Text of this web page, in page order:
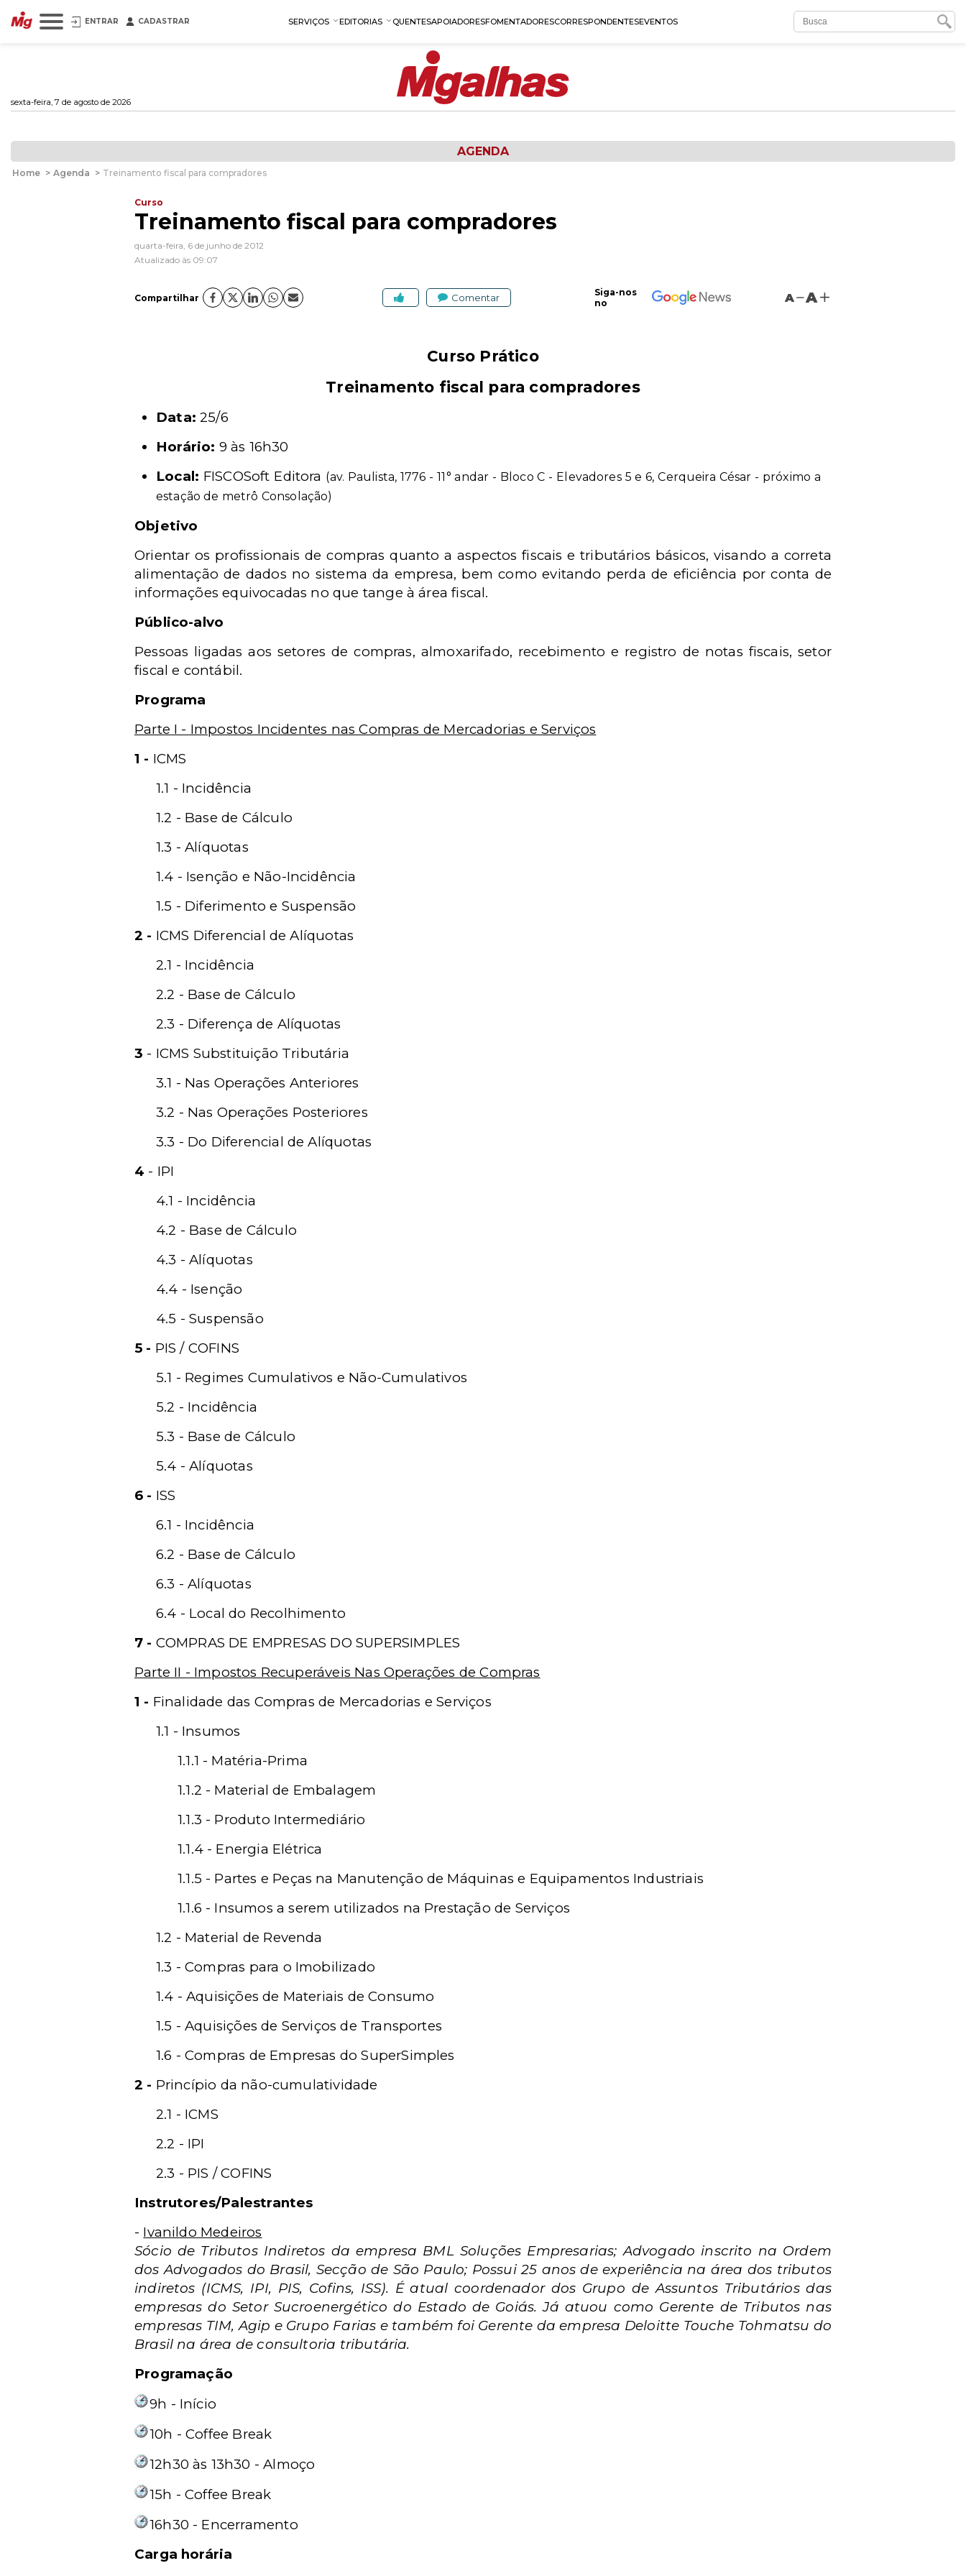
ENTRAR CADASTRAR SERVIÇOS EDITORIAS QUENTESAPOIADORESFOMENTADORESCORRESPONDENTESEVENTOS
sexta-feira, 7 de agosto de 2026
AGENDA
Home > Agenda > Treinamento fiscal para compradores
Curso
Treinamento fiscal para compradores
quarta-feira, 6 de junho de 2012
Atualizado às 09:07
Compartilhar Comentar
Siga-nos
no
A A
Curso Prático
Treinamento fiscal para compradores
Data: 25/6
Horário: 9 às 16h30
Local: FISCOSoft Editora (av. Paulista, 1776 - 11° andar - Bloco C - Elevadores 5 e 6, Cerqueira César - próximo a
estação de metrô Consolação)
Objetivo
Orientar os profissionais de compras quanto a aspectos fiscais e tributários básicos, visando a correta
alimentação de dados no sistema da empresa, bem como evitando perda de eficiência por conta de
informações equivocadas no que tange à área fiscal.
Público-alvo
Pessoas ligadas aos setores de compras, almoxarifado, recebimento e registro de notas fiscais, setor
fiscal e contábil.
Programa
Parte I - Impostos Incidentes nas Compras de Mercadorias e Serviços
1 - ICMS
1.1 - Incidência
1.2 - Base de Cálculo
1.3 - Alíquotas
1.4 - Isenção e Não-Incidência
1.5 - Diferimento e Suspensão
2 - ICMS Diferencial de Alíquotas
2.1 - Incidência
2.2 - Base de Cálculo
2.3 - Diferença de Alíquotas
3 - ICMS Substituição Tributária
3.1 - Nas Operações Anteriores
3.2 - Nas Operações Posteriores
3.3 - Do Diferencial de Alíquotas
4 - IPI
4.1 - Incidência
4.2 - Base de Cálculo
4.3 - Alíquotas
4.4 - Isenção
4.5 - Suspensão
5 - PIS / COFINS
5.1 - Regimes Cumulativos e Não-Cumulativos
5.2 - Incidência
5.3 - Base de Cálculo
5.4 - Alíquotas
6 - ISS
6.1 - Incidência
6.2 - Base de Cálculo
6.3 - Alíquotas
6.4 - Local do Recolhimento
7 - COMPRAS DE EMPRESAS DO SUPERSIMPLES
Parte II - Impostos Recuperáveis Nas Operações de Compras
1 - Finalidade das Compras de Mercadorias e Serviços
1.1 - Insumos
1.1.1 - Matéria-Prima
1.1.2 - Material de Embalagem
1.1.3 - Produto Intermediário
1.1.4 - Energia Elétrica
1.1.5 - Partes e Peças na Manutenção de Máquinas e Equipamentos Industriais
1.1.6 - Insumos a serem utilizados na Prestação de Serviços
1.2 - Material de Revenda
1.3 - Compras para o Imobilizado
1.4 - Aquisições de Materiais de Consumo
1.5 - Aquisições de Serviços de Transportes
1.6 - Compras de Empresas do SuperSimples
2 - Princípio da não-cumulatividade
2.1 - ICMS
2.2 - IPI
2.3 - PIS / COFINS
Instrutores/Palestrantes
- Ivanildo Medeiros
Sócio de Tributos Indiretos da empresa BML Soluções Empresarias; Advogado inscrito na Ordem
dos Advogados do Brasil, Secção de São Paulo; Possui 25 anos de experiência na área dos tributos
indiretos (ICMS, IPI, PIS, Cofins, ISS). É atual coordenador dos Grupo de Assuntos Tributários das
empresas do Setor Sucroenergético do Estado de Goiás. Já atuou como Gerente de Tributos nas
empresas TIM, Agip e Grupo Farias e também foi Gerente da empresa Deloitte Touche Tohmatsu do
Brasil na área de consultoria tributária.
Programação
9h - Início
10h - Coffee Break
12h30 às 13h30 - Almoço
15h - Coffee Break
16h30 - Encerramento
Carga horária